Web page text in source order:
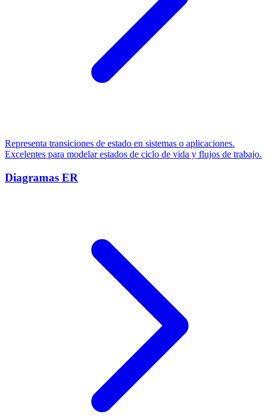
Representa transiciones de estado en sistemas o aplicaciones.
Excelentes para modelar estados de ciclo de vida y flujos de trabajo.
Diagramas ER